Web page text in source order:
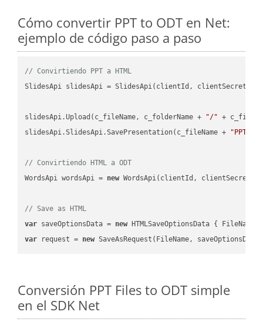
Cómo convertir PPT to ODT en Net:
ejemplo de código paso a paso
// Convirtiendo PPT a HTML
SlidesApi slidesApi = SlidesApi(clientId, clientSecret);
slidesApi.Upload(c_fileName, c_folderName + "/" +
slidesApi.SlidesApi.SavePresentation(c_fileName +
"PPT"
// Convirtiendo HTML a ODT
WordsApi wordsApi = new WordsApi(clientId, clientSecret);
// Save as HTML
var saveOptionsData = new HTMLSaveOptionsData { FileName
var request = new
Conversión PPT Files to ODT simple
en el SDK Net